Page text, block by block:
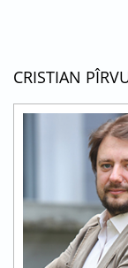
CRISTIAN